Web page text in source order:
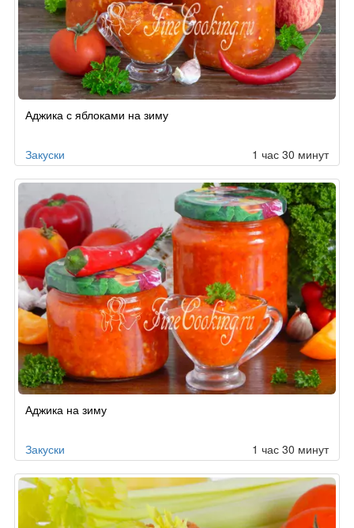
Аджика с яблоками на зиму
Закуски 1 час 30 минут
Аджика на зиму
Закуски 1 час 30 минут